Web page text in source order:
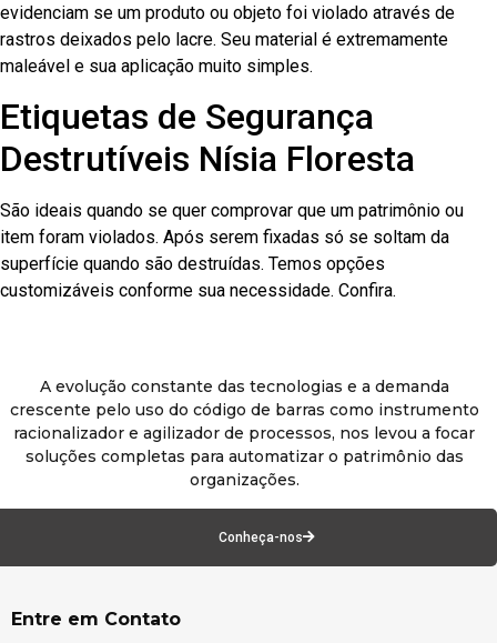
evidenciam se um produto ou objeto foi violado através de
rastros deixados pelo lacre. Seu material é extremamente
maleável e sua aplicação muito simples.
Etiquetas de Segurança
Destrutíveis Nísia Floresta
São ideais quando se quer comprovar que um patrimônio ou
item foram violados. Após serem fixadas só se soltam da
superfície quando são destruídas. Temos opções
customizáveis conforme sua necessidade. Confira.
A evolução constante das tecnologias e a demanda
crescente pelo uso do código de barras como instrumento
racionalizador e agilizador de processos, nos levou a focar
soluções completas para automatizar o patrimônio das
organizações.
Conheça-nos
Entre em Contato